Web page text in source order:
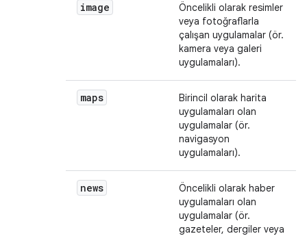
image
Öncelikli olarak resimler
veya fotoğraflarla
çalışan uygulamalar (ör.
kamera veya galeri
uygulamaları).
maps
Birincil olarak harita
uygulamaları olan
uygulamalar (ör.
navigasyon
uygulamaları).
news
Öncelikli olarak haber
uygulamaları olan
uygulamalar (ör.
gazeteler, dergiler veya